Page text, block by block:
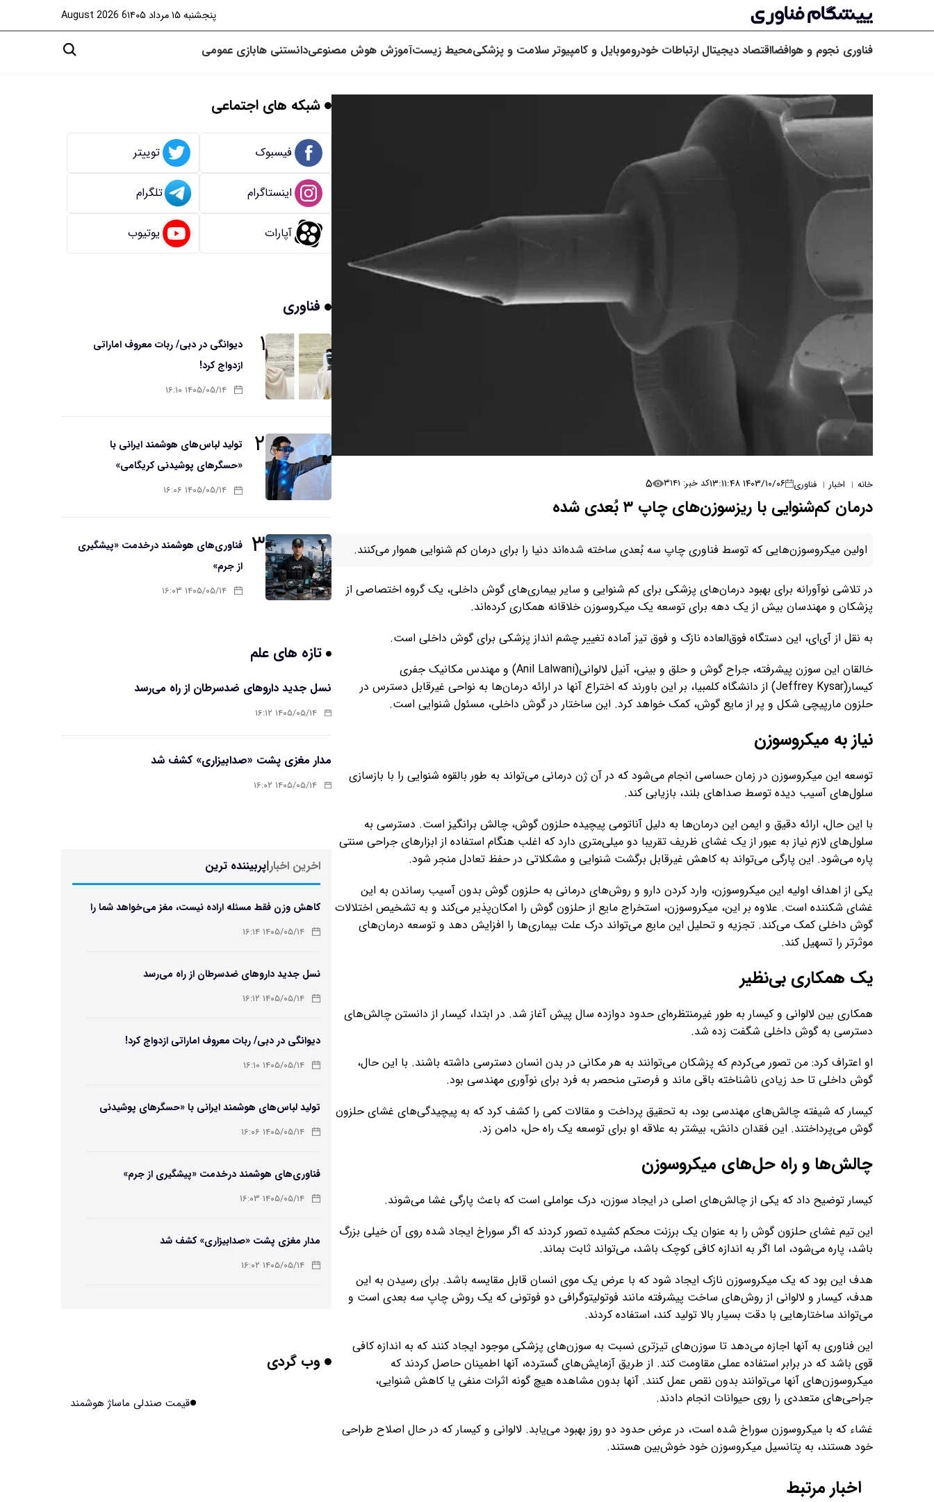
پنجشنبه ۱۵ مرداد ۱۴۰۵ 6 August 2026
فناوری نجوم و هوافضااقتصاد دیجیتال ارتباطات خودروموبایل و کامپیوتر سلامت و پزشکیمحیط زیستآموزش هوش مصنوعیدانستنی هابازی عمومی
خانه | اخبار | فناوری ۱۴۰۳/۱۰/۰۶ ۱۳:۱۱:۴۸ کد خبر: ۳۱۴۱ ۵
درمان کم‌شنوایی با ریزسوزن‌های چاپ ۳ بُعدی شده
اولین میکروسوزن‌هایی که توسط فناوری چاپ سه بُعدی ساخته شده‌اند دنیا را برای درمان کم شنوایی هموار می‌کنند.
در تلاشی نوآورانه برای بهبود درمان‌های پزشکی برای کم شنوایی و سایر بیماری‌های گوش داخلی، یک گروه اختصاصی از
پزشکان و مهندسان بیش از یک دهه برای توسعه یک میکروسوزن خلاقانه همکاری کرده‌اند.
به نقل از آی‌ای، این دستگاه فوق‌العاده نازک و فوق تیز آماده تغییر چشم انداز پزشکی برای گوش داخلی است.
خالقان این سوزن پیشرفته، جراح گوش و حلق و بینی، آنیل لالوانی(Anil Lalwani) و مهندس مکانیک جفری
کیسار(Jeffrey Kysar) از دانشگاه کلمبیا، بر این باورند که اختراع آنها در ارائه درمان‌ها به نواحی غیرقابل دسترس در
حلزون مارپیچی شکل و پر از مایع گوش، کمک خواهد کرد. این ساختار در گوش داخلی، مسئول شنوایی است.
نیاز به میکروسوزن
توسعه این میکروسوزن در زمان حساسی انجام می‌شود که در آن ژن درمانی می‌تواند به طور بالقوه شنوایی را با بازسازی
سلول‌های آسیب دیده توسط صداهای بلند، بازیابی کند.
با این حال، ارائه دقیق و ایمن این درمان‌ها به دلیل آناتومی پیچیده حلزون گوش، چالش برانگیز است. دسترسی به
سلول‌های لازم نیاز به عبور از یک غشای ظریف تقریبا دو میلی‌متری دارد که اغلب هنگام استفاده از ابزارهای جراحی سنتی
پاره می‌شود. این پارگی می‌تواند به کاهش غیرقابل برگشت شنوایی و مشکلاتی در حفظ تعادل منجر شود.
یکی از اهداف اولیه این میکروسوزن، وارد کردن دارو و روش‌های درمانی به حلزون گوش بدون آسیب رساندن به این
غشای شکننده است. علاوه بر این، میکروسوزن، استخراج مایع از حلزون گوش را امکان‌پذیر می‌کند و به تشخیص اختلالات
گوش داخلی کمک می‌کند. تجزیه و تحلیل این مایع می‌تواند درک علت بیماری‌ها را افزایش دهد و توسعه درمان‌های
موثرتر را تسهیل کند.
یک همکاری بی‌نظیر
همکاری بین لالوانی و کیسار به طور غیرمنتظره‌ای حدود دوازده سال پیش آغاز شد. در ابتدا، کیسار از دانستن چالش‌های
دسترسی به گوش داخلی شگفت زده شد.
او اعتراف کرد: من تصور می‌کردم که پزشکان می‌توانند به هر مکانی در بدن انسان دسترسی داشته باشند. با این حال،
گوش داخلی تا حد زیادی ناشناخته باقی ماند و فرصتی منحصر به فرد برای نوآوری مهندسی بود.
کیسار که شیفته چالش‌های مهندسی بود، به تحقیق پرداخت و مقالات کمی را کشف کرد که به پیچیدگی‌های غشای حلزون
گوش می‌پرداختند. این فقدان دانش، بیشتر به علاقه او برای توسعه یک راه حل، دامن زد.
چالش‌ها و راه حل‌های میکروسوزن
کیسار توضیح داد که یکی از چالش‌های اصلی در ایجاد سوزن، درک عواملی است که باعث پارگی غشا می‌شوند.
این تیم غشای حلزون گوش را به عنوان یک برزنت محکم کشیده تصور کردند که اگر سوراخ ایجاد شده روی آن خیلی بزرگ
باشد، پاره می‌شود، اما اگر به اندازه کافی کوچک باشد، می‌تواند ثابت بماند.
هدف این بود که یک میکروسوزن نازک‌ ایجاد شود که با عرض یک موی انسان قابل مقایسه باشد. برای رسیدن به این
هدف، کیسار و لالوانی از روش‌های ساخت پیشرفته مانند فوتولیتوگرافی دو فوتونی که یک روش چاپ سه بعدی است و
می‌تواند ساختارهایی با دقت بسیار بالا تولید کند، استفاده کردند.
این فناوری به آنها اجازه می‌دهد تا سوزن‌های تیزتری نسبت به سوزن‌های پزشکی موجود ایجاد کنند که به اندازه کافی
قوی باشد که در برابر استفاده عملی مقاومت کند. از طریق آزمایش‌های گسترده، آنها اطمینان حاصل کردند که
میکروسوزن‌های آنها می‌توانند بدون نقص عمل کنند. آنها بدون مشاهده هیچ گونه اثرات منفی یا کاهش شنوایی،
جراحی‌های متعددی را روی حیوانات انجام دادند.
غشاء که با میکروسوزن سوراخ شده است، در عرض حدود دو روز بهبود می‌یابد. لالوانی و کیسار که در حال اصلاح طراحی
خود هستند، به پتانسیل میکروسوزن خود خوش‌بین هستند.
اخبار مرتبط
شبکه های اجتماعی
فیسبوک توییتر
اینستاگرام تلگرام
آپارات یوتیوب
فناوری
۱
دیوانگی در دبی/ ربات معروف اماراتی
ازدواج کرد!
۱۴۰۵/۰۵/۱۴ ۱۶:۱۰
۲
تولید لباس‌های هوشمند ایرانی با
«حسگرهای پوشیدنی کریگامی»
۱۴۰۵/۰۵/۱۴ ۱۶:۰۶
۳ فناوری‌های هوشمند درخدمت «پیشگیری
از جرم»
۱۴۰۵/۰۵/۱۴ ۱۶:۰۳
تازه های علم
نسل جدید داروهای ضدسرطان از راه می‌رسد
۱۴۰۵/۰۵/۱۴ ۱۶:۱۲
مدار مغزی پشت «صدابیزاری» کشف شد
۱۴۰۵/۰۵/۱۴ ۱۶:۰۲
اخرین اخبار|پربیننده ترین
کاهش وزن فقط مسئله اراده نیست، مغز می‌خواهد شما را
چاق نگه دارد
۱۴۰۵/۰۵/۱۴ ۱۶:۱۴
نسل جدید داروهای ضدسرطان از راه می‌رسد
۱۴۰۵/۰۵/۱۴ ۱۶:۱۲
دیوانگی در دبی/ ربات معروف اماراتی ازدواج کرد!
۱۴۰۵/۰۵/۱۴ ۱۶:۱۰
تولید لباس‌های هوشمند ایرانی با «حسگرهای پوشیدنی
کریگامی»
۱۴۰۵/۰۵/۱۴ ۱۶:۰۶
فناوری‌های هوشمند درخدمت «پیشگیری از جرم»
۱۴۰۵/۰۵/۱۴ ۱۶:۰۳
مدار مغزی پشت «صدابیزاری» کشف شد
۱۴۰۵/۰۵/۱۴ ۱۶:۰۲
هوش مصنوعی جدید، انسان از آب درآمد!
وب گردی
قیمت صندلی ماساژ هوشمند